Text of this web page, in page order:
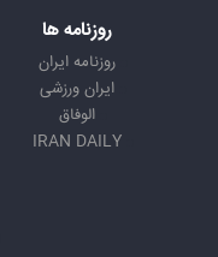
روزنامه ها
روزنامه ایران
ایران ورزشی
الوفاق
IRAN DAILY